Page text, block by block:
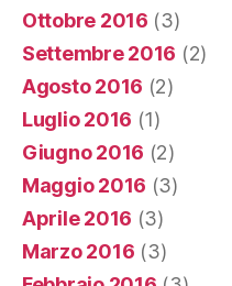
Ottobre 2016 (3)
Settembre 2016 (2)
Agosto 2016 (2)
Luglio 2016 (1)
Giugno 2016 (2)
Maggio 2016 (3)
Aprile 2016 (3)
Marzo 2016 (3)